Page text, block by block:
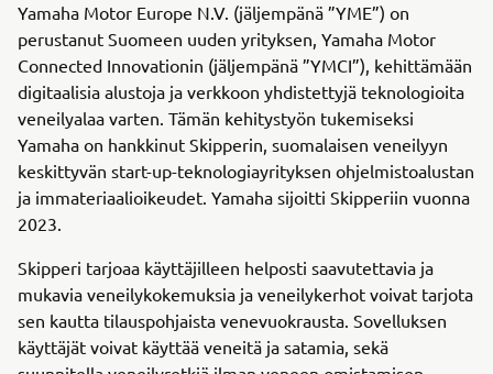
Yamaha Motor Europe N.V. (jäljempänä ”YME”) on
perustanut Suomeen uuden yrityksen, Yamaha Motor
Connected Innovationin (jäljempänä ”YMCI”), kehittämään
digitaalisia alustoja ja verkkoon yhdistettyjä teknologioita
veneilyalaa varten. Tämän kehitystyön tukemiseksi
Yamaha on hankkinut Skipperin, suomalaisen veneilyyn
keskittyvän start-up-teknologiayrityksen ohjelmistoalustan
ja immateriaalioikeudet. Yamaha sijoitti Skipperiin vuonna
2023.
Skipperi tarjoaa käyttäjilleen helposti saavutettavia ja
mukavia veneilykokemuksia ja veneilykerhot voivat tarjota
sen kautta tilauspohjaista venevuokrausta. Sovelluksen
käyttäjät voivat käyttää veneitä ja satamia, sekä